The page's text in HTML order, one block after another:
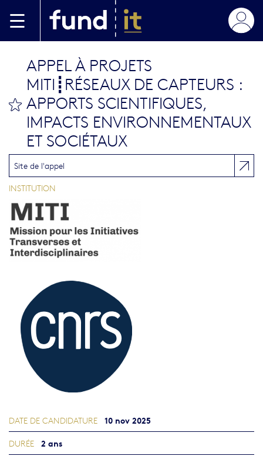
bookmark this
APPEL À PROJETS
MITI┋RÉSEAUX DE CAPTEURS :
APPORTS SCIENTIFIQUES,
IMPACTS ENVIRONNEMENTAUX
ET SOCIÉTAUX
Site de l'appel
INSTITUTION
DATE DE CANDIDATURE 10 nov 2025
DURÉE 2 ans